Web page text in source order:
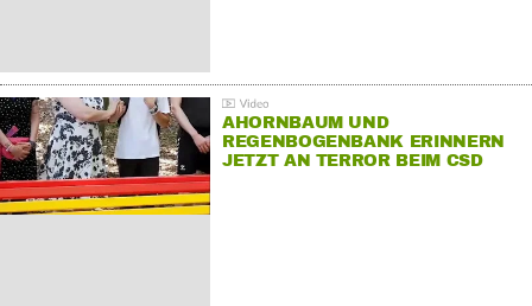
AHORNBAUM UND
REGENBOGENBANK ERINNERN
JETZT AN TERROR BEIM CSD